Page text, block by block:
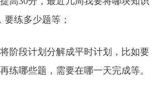
要练多少题等；
阶段计划分解成平时计划，比如要
练哪些题，需要在哪一天完成等。